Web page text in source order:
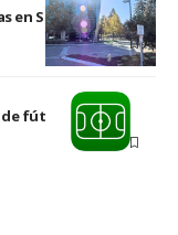
en Sunnyvale
fútbol